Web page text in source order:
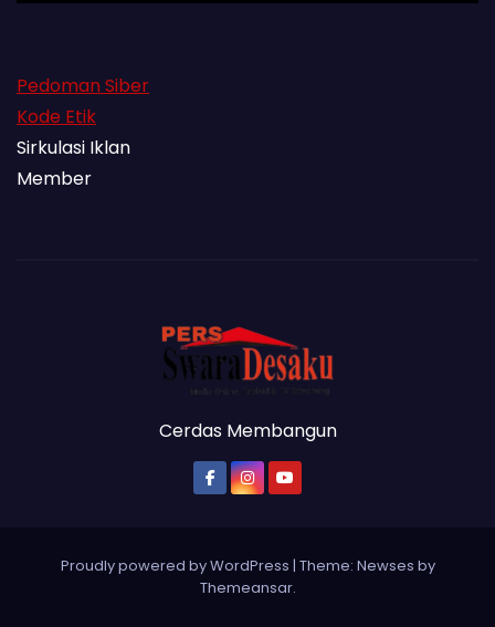
Pedoman Siber
Kode Etik
Sirkulasi Iklan
Member
Cerdas Membangun
Proudly powered by WordPress | Theme: Newses by
Themeansar.